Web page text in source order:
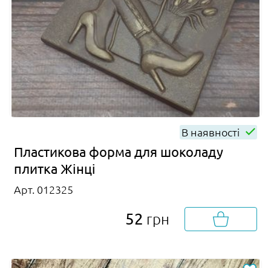
В наявності
Пластикова форма для шоколаду
плитка Жінці
Арт. 012325
52 грн